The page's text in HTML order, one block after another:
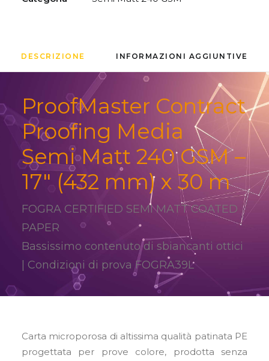
DESCRIZIONE INFORMAZIONI AGGIUNTIVE
ProofMaster Contract
Proofing Media
Semi Matt 240 GSM –
17″ (432 mm) x 30 m
FOGRA CERTIFIED SEMI MATT COATED
PAPER
Bassissimo contenuto di sbiancanti ottici
| Condizioni di prova FOGRA39L
Carta microporosa di altissima qualità patinata PE
progettata per prove colore, prodotta senza